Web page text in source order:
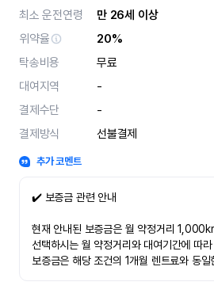
최소 운전연령
만 26세 이상
위약율
20%
탁송비용
무료
대여지역
-
결제수단
-
결제방식
선불결제
추가 코멘트
✔️ 보증금 관련 안내
현재 안내된 보증금은 월 약정거리
선택하시는 월 약정거리와 대여기간에 따라
보증금은 해당 조건의 1개월 렌트료와 동